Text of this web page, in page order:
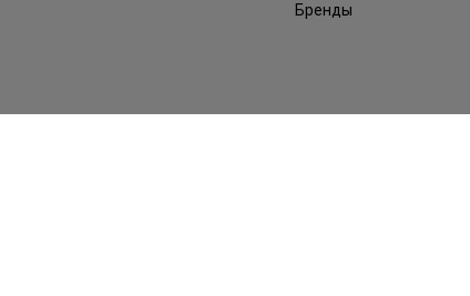
Бренды